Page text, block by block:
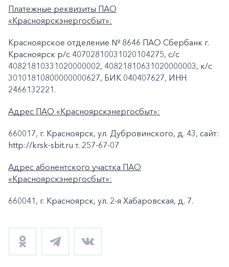
Платежные реквизиты ПАО
«Красноярскэнергосбыт»:
Красноярское отделение № 8646 ПАО Сбербанк г.
Красноярск p/c 40702810031020104275, с/с
40821810331020000002, 40821810631020000003, к/c
30101810800000000627, БИК 040407627, ИНН
2466132221.
Адрес ПАО «Красноярскэнергосбыт»:
660017, г. Красноярск, ул. Дубровинского, д. 43, сайт:
http://krsk-sbit.ru т. 257-67-07
Адрес абонентского участка ПАО
«Красноярскэнергосбыт»:
660041, г. Красноярск, ул. 2-я Хабаровская, д. 7.